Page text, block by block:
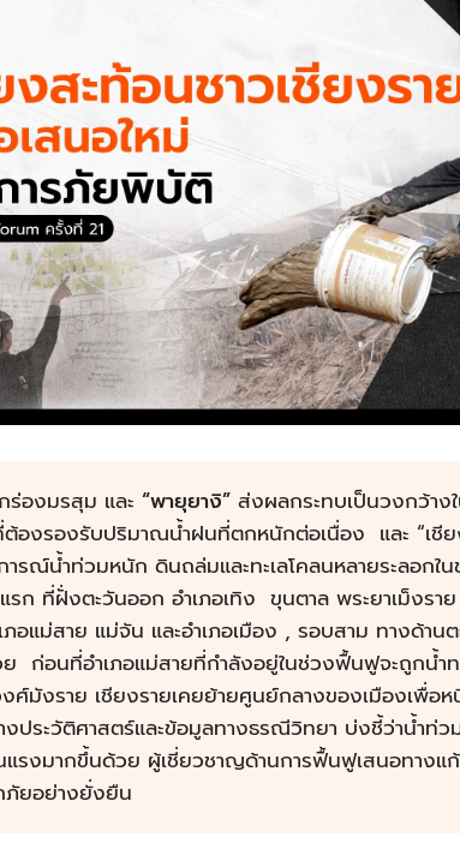
ร่องมรสุม และ “พายุยางิ” ส่งผลกระทบเป็นวงกว้าง
ต้องรองรับปริมาณน้ำฝนที่ตกหนักต่อเนื่อง และ “เชี
รณ์น้ำท่วมหนัก ดินถล่มและทะเลโคลนหลายระลอกใ
รก ที่ฝั่งตะวันออก อำเภอเทิง ขุนตาล พระยาเม็งรา
ภอแม่สาย แม่จัน และอำเภอเมือง , รอบสาม ทางด้าน
ย ก่อนที่อำเภอแม่สายที่กำลังอยู่ในช่วงฟื้นฟูจะถูกน้ำท
งศ์มังราย เชียงรายเคยย้ายศูนย์กลางของเมืองเพื่อ
งประวัติศาสตร์และข้อมูลทางธรณีวิทยา บ่งชี้ว่าน้ำท่ว
แรงมากขึ้นด้วย ผู้เชี่ยวชาญด้านการฟื้นฟูเสนอทางแ
ยอย่างยั่งยืน